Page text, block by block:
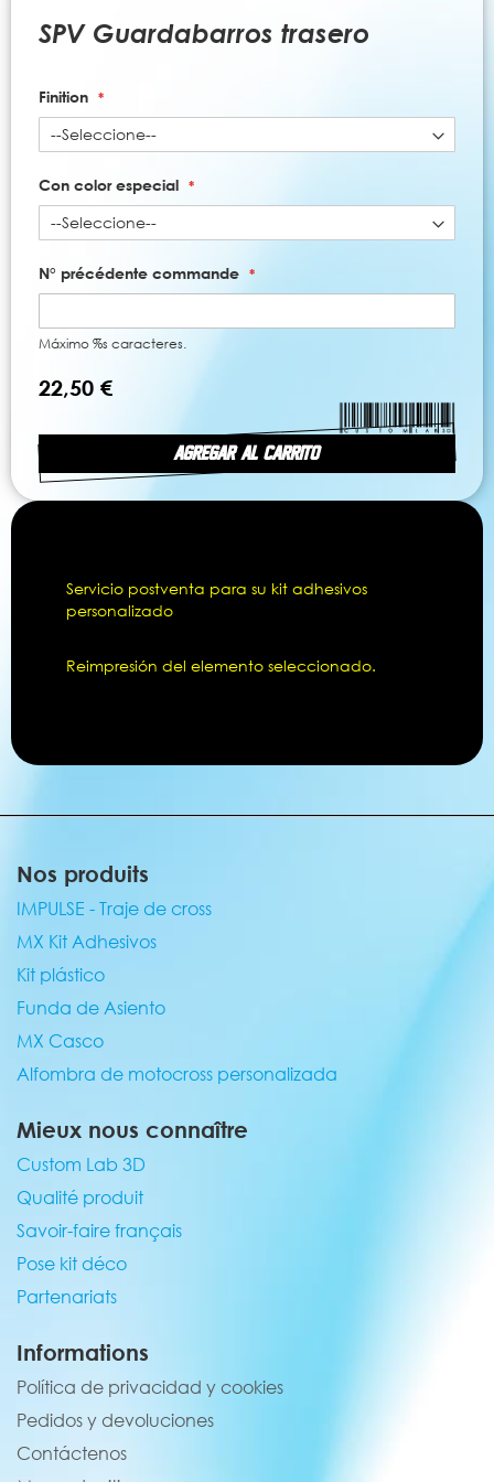
SPV Guardabarros trasero
Finition
Con color especial
N° précédente commande
Máximo %s caracteres.
AGREGAR AL CARRITO
22,50 €
comienzo
galería
imágenes
Servicio postventa para su kit adhesivos
personalizado
Reimpresión del elemento seleccionado.
Nos produits
IMPULSE - Traje de cross
MX Kit Adhesivos
Kit plástico
Funda de Asiento
MX Casco
Alfombra de motocross personalizada
Mieux nous connaître
Custom Lab 3D
Qualité produit
Savoir-faire français
Pose kit déco
Partenariats
Informations
Política de privacidad y cookies
Pedidos y devoluciones
Contáctenos